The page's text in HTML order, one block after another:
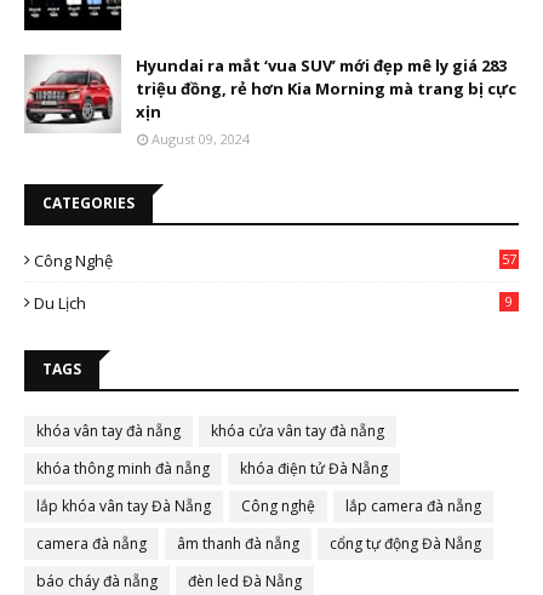
Hyundai ra mắt ‘vua SUV’ mới đẹp mê ly giá 283
triệu đồng, rẻ hơn Kia Morning mà trang bị cực
xịn
August 09, 2024
CATEGORIES
Công Nghệ 57
Du Lịch 9
TAGS
khóa vân tay đà nẵng
khóa cửa vân tay đà nẵng
khóa thông minh đà nẵng
khóa điện tử Đà Nẵng
lắp khóa vân tay Đà Nẵng
Công nghệ
lắp camera đà nẵng
camera đà nẵng
âm thanh đà nẵng
cổng tự động Đà Nẵng
báo cháy đà nẵng
đèn led Đà Nẵng